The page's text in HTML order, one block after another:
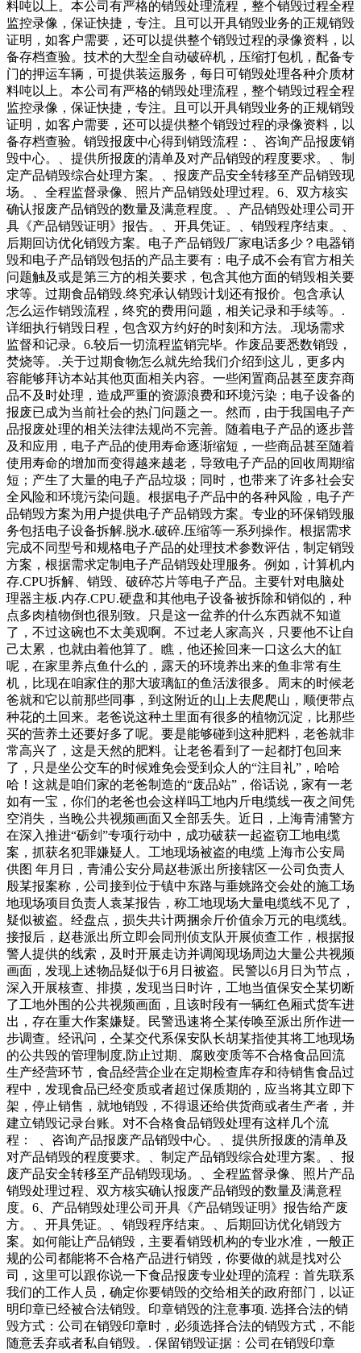
料吨以上。本公司有严格的销毁处理流程，整个销毁过程全程
监控录像，保证快捷，专注。且可以开具销毁业务的正规销毁
证明，如客户需要，还可以提供整个销毁过程的录像资料，以
备存档查验。技术的大型全自动破碎机，压缩打包机，配备专
门的押运车辆，可提供装运服务，每日可销毁处理各种介质材
料吨以上。本公司有严格的销毁处理流程，整个销毁过程全程
监控录像，保证快捷，专注。且可以开具销毁业务的正规销毁
证明，如客户需要，还可以提供整个销毁过程的录像资料，以
备存档查验。销毁报废中心得到销毁流程：、咨询产品报废销
毁中心。、提供所报废的清单及对产品销毁的程度要求。、制
定产品销毁综合处理方案。、报废产品安全转移至产品销毁现
场。、全程监督录像、照片产品销毁处理过程。6、双方核实
确认报废产品销毁的数量及满意程度。、产品销毁处理公司开
具《产品销毁证明》报告。、开具凭证。、销毁程序结束。、
后期回访优化销毁方案。电子产品销毁厂家电话多少？电器销
毁和电子产品销毁包括的产品主要有：电子成不会有官方相关
问题触及或是第三方的相关要求，包含其他方面的销毁相关要
求等。过期食品销毁.终究承认销毁计划还有报价。包含承认
怎么运作销毁流程，终究的费用问题，相关记录和手续等。.
详细执行销毁日程，包含双方约好的时刻和方法。.现场需求
监督和记录。6.较后一切流程监销完毕。作废品要悉数销毁，
焚烧等。.关于过期食物怎么就先给我们介绍到这儿，更多内
容能够拜访本站其他页面相关内容。一些闲置商品甚至废弃商
品不及时处理，造成严重的资源浪费和环境污染；电子设备的
报废已成为当前社会的热门问题之一。然而，由于我国电子产
品报废处理的相关法律法规尚不完善。随着电子产品的逐步普
及和应用，电子产品的使用寿命逐渐缩短，一些商品甚至随着
使用寿命的增加而变得越来越老，导致电子产品的回收周期缩
短；产生了大量的电子产品垃圾；同时，也带来了许多社会安
全风险和环境污染问题。根据电子产品中的各种风险，电子产
品销毁方案为用户提供电子产品销毁方案。专业的环保销毁服
务包括电子设备拆解.脱水.破碎.压缩等一系列操作。根据需求
完成不同型号和规格电子产品的处理技术参数评估，制定销毁
方案，根据需求定制电子产品销毁处理服务。例如，计算机内
存.CPU拆解、销毁、破碎芯片等电子产品。主要针对电脑处
理器主板.内存.CPU.硬盘和其他电子设备被拆除和销似的，种
点多肉植物倒也很别致。只是这一盆养的什么东西就不知道
了，不过这碗也不太美观啊。不过老人家高兴，只要他不让自
己太累，也就由着他算了。瞧，他还捡回来一口这么大的缸
呢，在家里养点鱼什么的，露天的环境养出来的鱼非常有生
机，比现在咱家住的那大玻璃缸的鱼活泼很多。周末的时候老
爸就和它以前那些同事，到这附近的山上去爬爬山，顺便带点
种花的土回来。老爸说这种土里面有很多的植物沉淀，比那些
买的营养土还要好多了呢。要是能够碰到这种肥料，老爸就非
常高兴了，这是天然的肥料。让老爸看到了一起都打包回来
了，只是坐公交车的时候难免会受到众人的“注目礼”，哈哈
哈！这就是咱们家的老爸制造的“废品站”，俗话说，家有一老
如有一宝，你们的老爸也会这样吗工地内斤电缆线一夜之间凭
空消失，当晚公共视频画面又全部丢失。近日，上海青浦警方
在深入推进“砺剑”专项行动中，成功破获一起盗窃工地电缆
案，抓获名犯罪嫌疑人。工地现场被盗的电缆 上海市公安局
供图 年月日，青浦公安分局赵巷派出所接辖区一公司负责人
殷某报案称，公司接到位于镇中东路与垂姚路交会处的施工场
地现场项目负责人袁某报告，称工地现场大量电缆线不见了，
疑似被盗。经盘点，损失共计两捆余斤价值余万元的电缆线。
接报后，赵巷派出所立即会同刑侦支队开展侦查工作，根据报
警人提供的线索，及时开展走访并调阅现场周边大量公共视频
画面，发现上述物品疑似于6月日被盗。民警以6月日为节点，
深入开展核查、排摸，发现当日时许，工地当值保安仝某切断
了工地外围的公共视频画面，且该时段有一辆红色厢式货车进
出，存在重大作案嫌疑。民警迅速将仝某传唤至派出所作进一
步调查。经讯问，仝某交代系保安队长胡某指使其将工地现场
的公共毁的管理制度,防止过期、腐败变质等不合格食品回流
生产经营环节，食品经营企业在定期检查库存和待销售食品过
程中，发现食品已经变质或者超过保质期的，应当将其立即下
架，停止销售，就地销毁，不得退还给供货商或者生产者，并
建立销毁记录台账。对不合格食品销毁处理有这样几个流
程： 、咨询产品报废产品销毁中心。、提供所报废的清单及
对产品销毁的程度要求。、制定产品销毁综合处理方案。、报
废产品安全转移至产品销毁现场。、全程监督录像、照片产品
销毁处理过程、双方核实确认报废产品销毁的数量及满意程
度。6、产品销毁处理公司开具《产品销毁证明》报告给产废
方。、开具凭证。、销毁程序结束。、后期回访优化销毁方
案。如何能让产品销毁，主要看销毁机构的专业水准，一般正
规的公司都能将不合格产品进行销毁，你要做的就是找对公
司，这里可以跟你说一下食品报废专业处理的流程：首先联系
我们的工作人员，确定你要销毁的交给相关的政府部门，以证
明印章已经被合法销毁。印章销毁的注意事项. 选择合法的销
毁方式：公司在销毁印章时，必须选择合法的销毁方式，不能
随意丢弃或者私自销毁。. 保留销毁证据：公司在销毁印章